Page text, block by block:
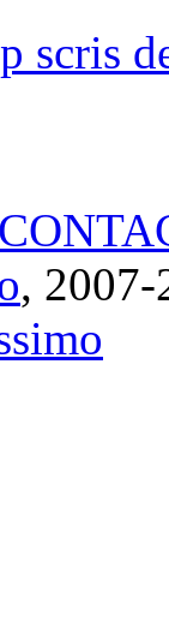
scris
, 2007-